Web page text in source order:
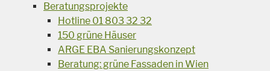
Beratungsprojekte
Hotline 01 803 32 32
150 grüne Häuser
ARGE EBA Sanierungskonzept
Beratung: grüne Fassaden in Wien